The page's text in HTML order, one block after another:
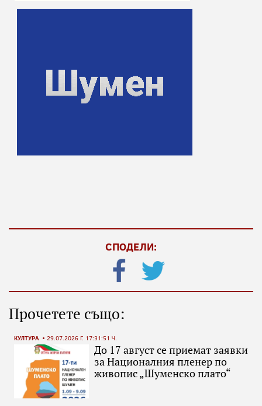
СПОДЕЛИ:
Прочетете също:
КУЛТУРА 29.07.2026 Г. 17:31:51 Ч.
До 17 август се приемат заявки
за Националния пленер по
живопис „Шуменско плато“